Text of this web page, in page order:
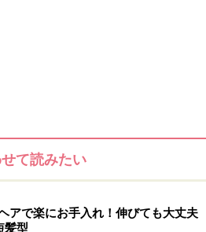
て読みたい
アで楽にお手入れ！伸びても大丈夫
髪型